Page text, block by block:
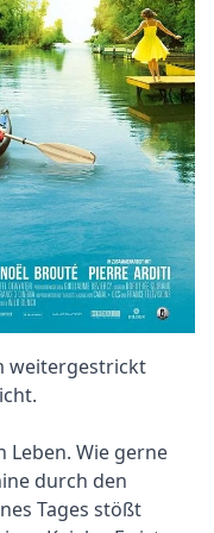
weitergestrickt
Wie gerne
durch den
Tages stößt